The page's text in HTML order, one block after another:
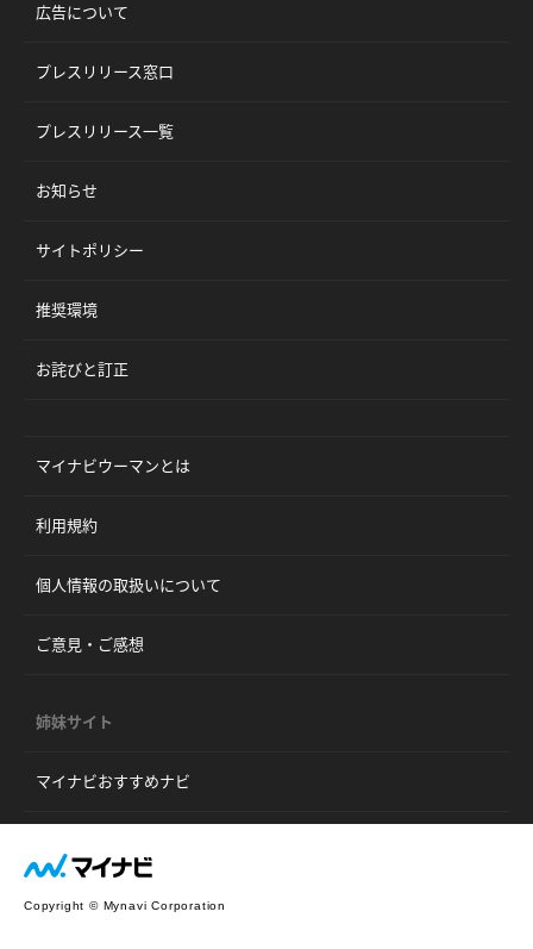
広告について
プレスリリース窓口
プレスリリース一覧
お知らせ
サイトポリシー
推奨環境
お詫びと訂正
マイナビウーマンとは
利用規約
個人情報の取扱いについて
ご意見・ご感想
姉妹サイト
マイナビおすすめナビ
Copyright © Mynavi Corporation